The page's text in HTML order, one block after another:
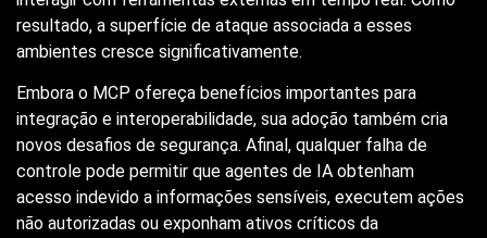
resultado, a superfície de ataque associada a esses
ambientes cresce significativamente.
Embora o MCP ofereça benefícios importantes para
integração e interoperabilidade, sua adoção também cria
novos desafios de segurança. Afinal, qualquer falha de
controle pode permitir que agentes de IA obtenham
acesso indevido a informações sensíveis, executem ações
não autorizadas ou exponham ativos críticos da